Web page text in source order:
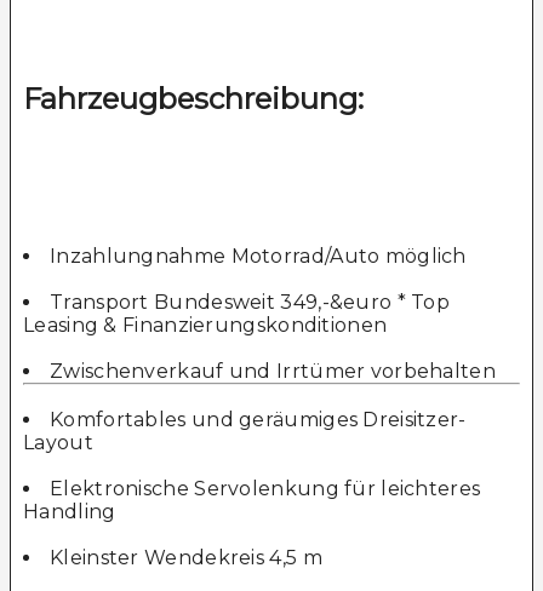
Fahrzeugbeschreibung:
Inzahlungnahme Motorrad/Auto möglich
Transport Bundesweit 349,-&euro * Top
Leasing & Finanzierungskonditionen
Zwischenverkauf und Irrtümer vorbehalten
Komfortables und geräumiges Dreisitzer-
Layout
Elektronische Servolenkung für leichteres
Handling
Kleinster Wendekreis 4,5 m